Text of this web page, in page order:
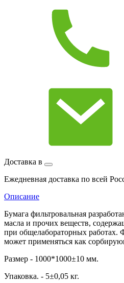
Доставка в
Ежедневная доставка по всей
Описание
Бумага фильтровальная
масла и прочих веществ,
при общелабораторных работах.
может применяться как
Размер - 1000*1000±10 мм.
Упаковка. - 5±0,05 кг.